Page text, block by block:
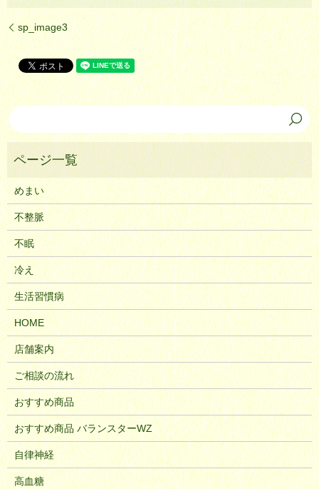
sp_image3
めまい
不整脈
不眠
冷え
生活習慣病
HOME
店舗案内
ご相談の流れ
おすすめ商品
おすすめ商品 バランスターWZ
自律神経
高血糖